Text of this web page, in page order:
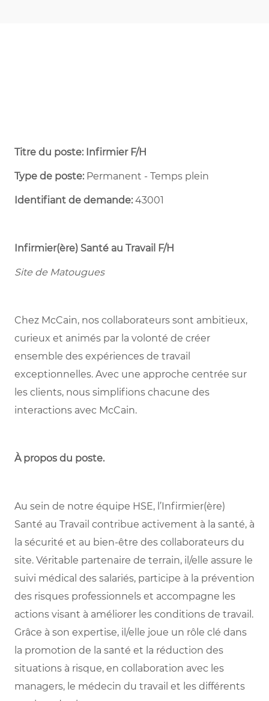
Titre du poste: Infirmier F/H
Type de poste:Permanent - Temps plein ​
Identifiant de demande:43001
Infirmier(ère) Santé au Travail F/H
Site de Matougues
Chez McCain, nos collaborateurs sont ambitieux,
curieux et animés par la volonté de créer
ensemble des expériences de travail
exceptionnelles. Avec une approche centrée sur
les clients, nous simplifions chacune des
interactions avec McCain.
À propos du poste.
Au sein de notre équipe HSE, l’Infirmier(ère)
Santé au Travail contribue activement à la santé, à
la sécurité et au bien-être des collaborateurs du
site. Véritable partenaire de terrain, il/elle assure le
suivi médical des salariés, participe à la prévention
des risques professionnels et accompagne les
actions visant à améliorer les conditions de travail.
Grâce à son expertise, il/elle joue un rôle clé dans
la promotion de la santé et la réduction des
situations à risque, en collaboration avec les
managers, le médecin du travail et les différents